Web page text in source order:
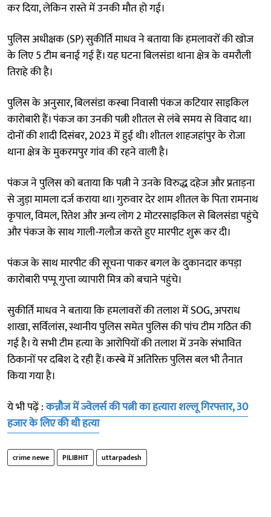
कर दिया, लेकिन रास्ते में उनकी मौत हो गई।
पुलिस अधीक्षक (SP) सुकीर्ति माधव ने बताया कि हमलावरों की खोज
के लिए 5 टीम बनाई गई हैं। यह घटना बिलसंडा थाना क्षेत्र के वमरौली
तिराहे की है।
पुलिस के अनुसार, बिलसंडा कस्बा निवासी पंकज कटियार साइकिल
कारोबारी हैं। पंकज का उनकी पत्नी शीतल से लंबे समय से विवाद था।
दोनों की शादी दिसंबर, 2023 में हुई थी। शीतल शाहजहांपुर के रोजा
थाना क्षेत्र के मुकरमपुर गांव की रहने वाली है।
पंकज ने पुलिस को बताया कि पत्नी ने उनके विरुद्ध दहेज और प्रताड़ना
से जुड़ा मामला दर्ज कराया था। गुरुवार देर शाम शीतल के पिता रामनाथ
कृपाल, विमल, रितेश और अन्य लोग 2 मोटरसाइकिल से बिलसंडा पहुंचे
और पंकज के साथ गाली-गलौज करते हुए मारपीट शुरू कर दी।
पंकज के साथ मारपीट की सूचना पाकर बगल के दुकानदार कपड़ा
कारोबारी पप्पू गुप्ता व्यापारी मित्र को बचाने पहुंचे।
सुकीर्ति माधव ने बताया कि हमलावरों की तलाश में SOG, अपराध
शाखा, सर्विलांस, स्थानीय पुलिस समेत पुलिस की पांच टीम गठित की
गई है। ये सभी टीम हत्या के आरोपियों की तलाश में उनके संभावित
ठिकानों पर दबिश दे रही हैं। कस्बे में अतिरिक्त पुलिस बल भी तैनात
किया गया है।
ये भी पढ़ें :कन्नौज में ज्वेलर्स की पत्नी का हत्यारा शल्लू गिरफ्तार, 30
हजार के लिए की थी हत्या
crime newe PILIBHIT uttarpadesh